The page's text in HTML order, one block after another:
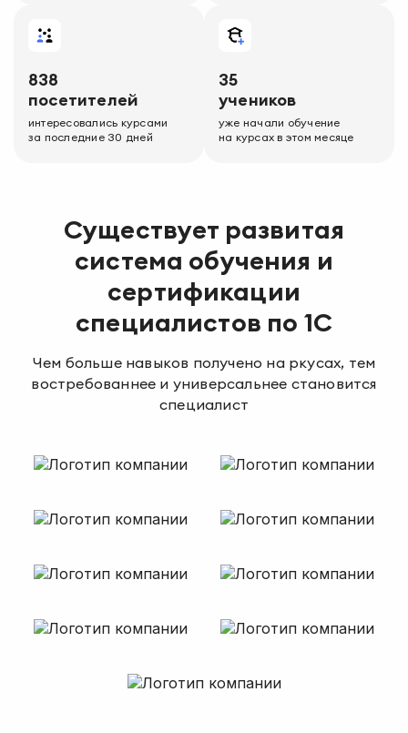
838
посетителей
интересовались курсами
за последние 30 дней
35
учеников
уже начали обучение
на курсах в этом месяце
Существует развитая
система обучения и
сертификации
специалистов по 1С
Чем больше навыков получено на ркусах, тем
востребованнее и универсальнее становится
специалист